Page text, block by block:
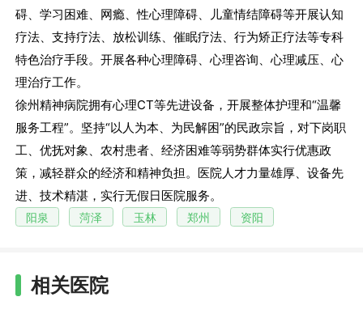
碍、学习困难、网瘾、性心理障碍、儿童情结障碍等开展认知
疗法、支持疗法、放松训练、催眠疗法、行为矫正疗法等专科
特色治疗手段。开展各种心理障碍、心理咨询、心理减压、心
理治疗工作。
徐州精神病院拥有心理CT等先进设备，开展整体护理和“温馨
服务工程”。坚持“以人为本、为民解困”的民政宗旨，对下岗职
工、优抚对象、农村患者、经济困难等弱势群体实行优惠政
策，减轻群众的经济和精神负担。医院人才力量雄厚、设备先
进、技术精湛，实行无假日医院服务。
阳泉 菏泽 玉林 郑州 资阳
相关医院